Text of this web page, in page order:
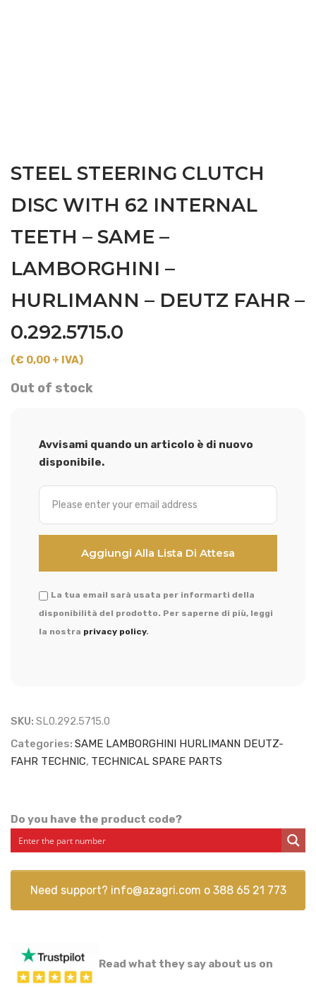
STEEL STEERING CLUTCH
DISC WITH 62 INTERNAL
TEETH – SAME –
LAMBORGHINI –
HURLIMANN – DEUTZ FAHR –
0.292.5715.0
(€ 0,00 + IVA)
Out of stock
Avvisami quando un articolo è di nuovo
disponibile.
La tua email sarà usata per informarti della
disponibilità del prodotto. Per saperne di più, leggi
la nostra privacy policy.
SKU: SL0.292.5715.0
Categories: SAME LAMBORGHINI HURLIMANN DEUTZ-
FAHR TECHNIC, TECHNICAL SPARE PARTS
Do you have the product code?
Need support? info@azagri.com o 388 65 21 773
Read what they say about us on